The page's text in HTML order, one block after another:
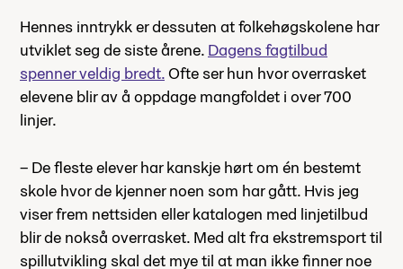
Hennes inntrykk er dessuten at folkehøgskolene har
utviklet seg de siste årene. Dagens fagtilbud
spenner veldig bredt.Ofte ser hun hvor overrasket
elevene blir av å oppdage mangfoldet i over 700
linjer.
– De fleste elever har kanskje hørt om én bestemt
skole hvor de kjenner noen som har gått. Hvis jeg
viser frem nettsiden eller katalogen med linjetilbud
blir de nokså overrasket. Med alt fra ekstremsport til
spillutvikling skal det mye til at man ikke finner noe